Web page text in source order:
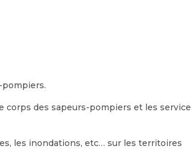
pompiers.
corps des sapeurs-pompiers et les
les inondations, etc… sur les territoires